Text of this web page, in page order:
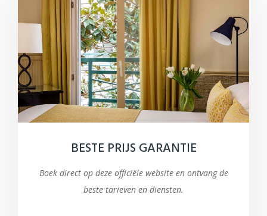
BESTE PRIJS GARANTIE
Boek direct op deze officiële website en ontvang de
beste tarieven en diensten.